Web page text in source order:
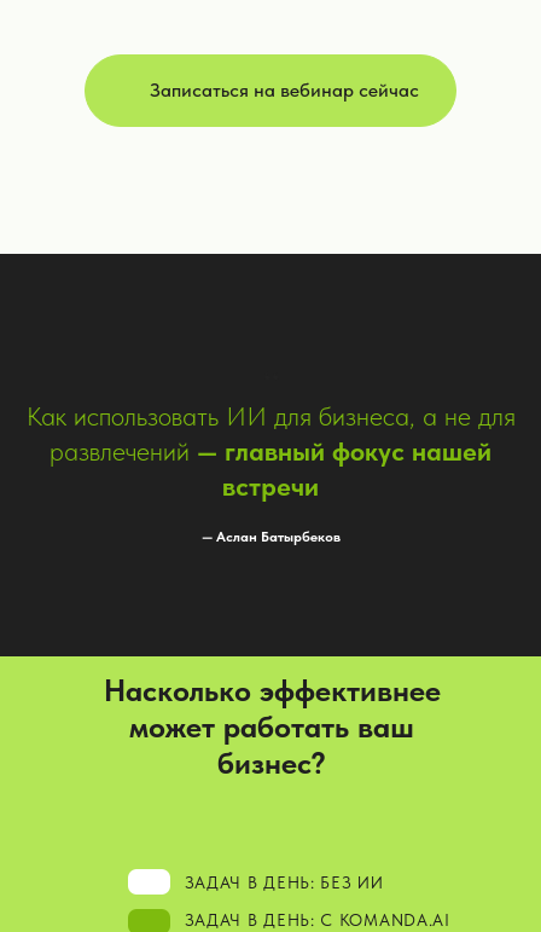
Записаться на вебинар сейчас
Как использовать ИИ для бизнеса, а не для
развлечений — главный фокус нашей
встречи
— Аслан Батырбеков